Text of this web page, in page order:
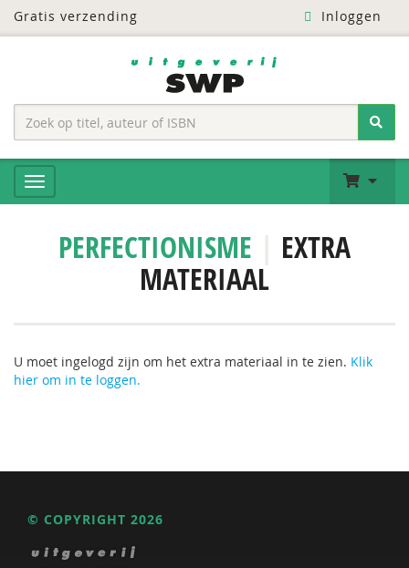
Gratis verzending Inloggen
PERFECTIONISME | EXTRA
MATERIAAL
U moet ingelogd zijn om het extra materiaal in te zien. Klik
hier om in te loggen.
© COPYRIGHT 2026